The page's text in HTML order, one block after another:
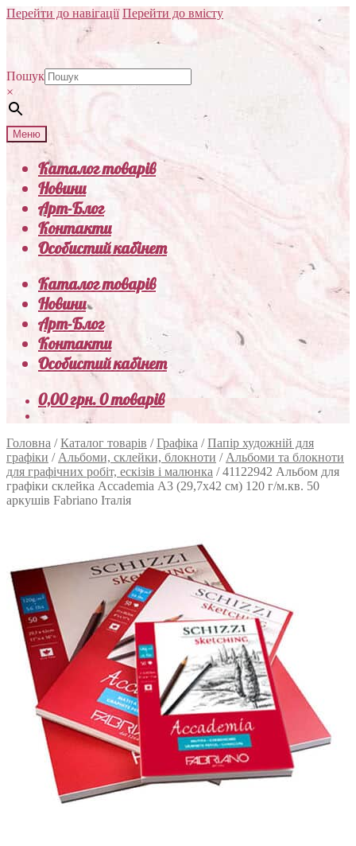
Перейти до навігації Перейти до вмісту
Пошук
×
Меню
Каталог товарів
Новини
Арт-Блог
Контакти
Особистий кабінет
Каталог товарів
Новини
Арт-Блог
Контакти
Особистий кабінет
0,00грн.0 товарів
Головна /Каталог товарів /Графіка /Папір художній для
графіки / Альбоми, склейки, блокноти / Альбоми та блокноти
для графічних робіт, ескізів і малюнка /41122942 Альбом для
графіки склейка Accademia А3 (29,7х42 см) 120 г/м.кв. 50
аркушів Fabriano Італія